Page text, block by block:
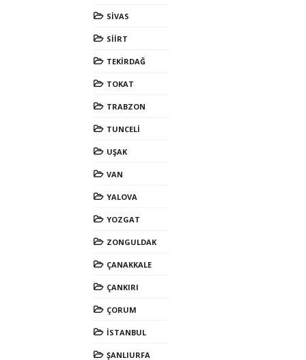
SİVAS
SİİRT
TEKİRDAĞ
TOKAT
TRABZON
TUNCELİ
UŞAK
VAN
YALOVA
YOZGAT
ZONGULDAK
ÇANAKKALE
ÇANKIRI
ÇORUM
İSTANBUL
ŞANLIURFA